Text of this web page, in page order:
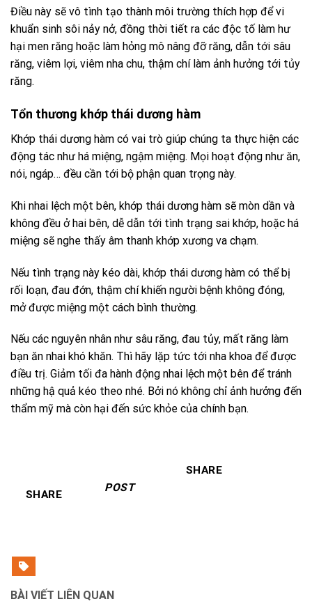
Điều này sẽ vô tình tạo thành môi trường thích hợp để vi
khuẩn sinh sôi nảy nở, đồng thời tiết ra các độc tố làm hư
hại men răng hoặc làm hỏng mô nâng đỡ răng, dẫn tới sâu
răng, viêm lợi, viêm nha chu, thậm chí làm ảnh hưởng tới tủy
răng.
Tổn thương khớp thái dương hàm
Khớp thái dương hàm có vai trò giúp chúng ta thực hiện các
động tác như há miệng, ngậm miệng. Mọi hoạt động như ăn,
nói, ngáp… đều cần tới bộ phận quan trọng này.
Khi nhai lệch một bên, khớp thái dương hàm sẽ mòn dần và
không đều ở hai bên, dễ dẫn tới tình trạng sai khớp, hoặc há
miệng sẽ nghe thấy âm thanh khớp xương va chạm.
Nếu tình trạng này kéo dài, khớp thái dương hàm có thể bị
rối loạn, đau đớn, thậm chí khiến người bệnh không đóng,
mở được miệng một cách bình thường.
Nếu các nguyên nhân như sâu răng, đau tủy, mất răng làm
bạn ăn nhai khó khăn. Thì hãy lặp tức tới nha khoa để được
điều trị. Giảm tối đa hành động nhai lệch một bên để tránh
những hậ quả kéo theo nhé. Bởi nó không chỉ ảnh hưởng đến
thẩm mỹ mà còn hại đến sức khỏe của chính bạn.
SHARE
POST
SHARE
BÀI VIẾT LIÊN QUAN